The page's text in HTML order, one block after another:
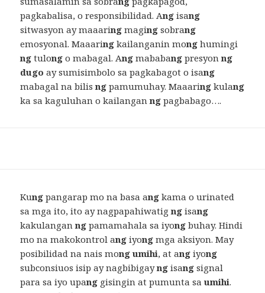
pagkabalisa, o responsibilidad. Ang isang
sitwasyon ay maaaring maging sobrang
emosyonal. Maaaring kailanganin mong humingi
ng tulong o mabagal. Ang mababang presyonng
dugo ay sumisimbolo sa pagkabagot o isang
mabagal na bilisng pamumuhay. Maaaring kulang
ka sa kaguluhan o kailanganng pagbabago….
Kung pangarap mo na basa ang kama o urinated
sa mga ito, ito ay nagpapahiwatigng isang
kakulanganng pamamahala sa iyong buhay. Hindi
mo na makokontrol ang iyong mga aksiyon. May
posibilidad na nais mong umihi, at ang iyong
subconsiuos isip ay nagbibigayng isang signal
para sa iyo upang gisingin at pumunta saumihi.